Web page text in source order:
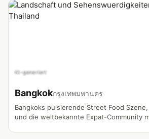
KI-generiert
Bangkokกรุงเทพมหานคร
Bangkoks pulsierende Street Food
und die weltbekannte Expat-Community